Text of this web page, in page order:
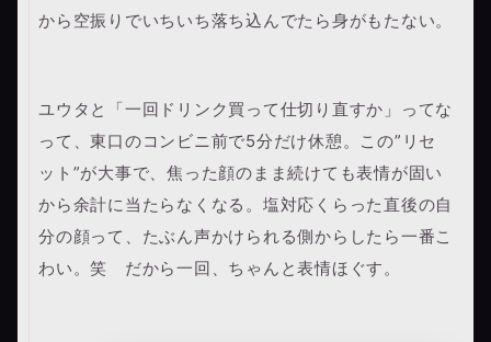
から空振りでいちいち落ち込んでたら身がもたない。
ユウタと「一回ドリンク買って仕切り直すか」ってな
って、東口のコンビニ前で5分だけ休憩。この”リセ
ット”が大事で、焦った顔のまま続けても表情が固い
から余計に当たらなくなる。塩対応くらった直後の自
分の顔って、たぶん声かけられる側からしたら一番こ
わい。笑 だから一回、ちゃんと表情ほぐす。